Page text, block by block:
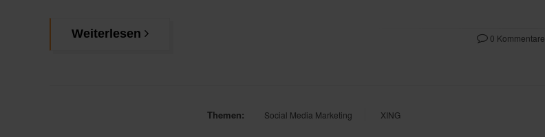
Weiterlesen 0 Kommentare
Themen: Social Media Marketing XING